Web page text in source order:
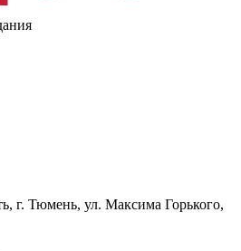
г. Тюмень, ул. Максима Горького,